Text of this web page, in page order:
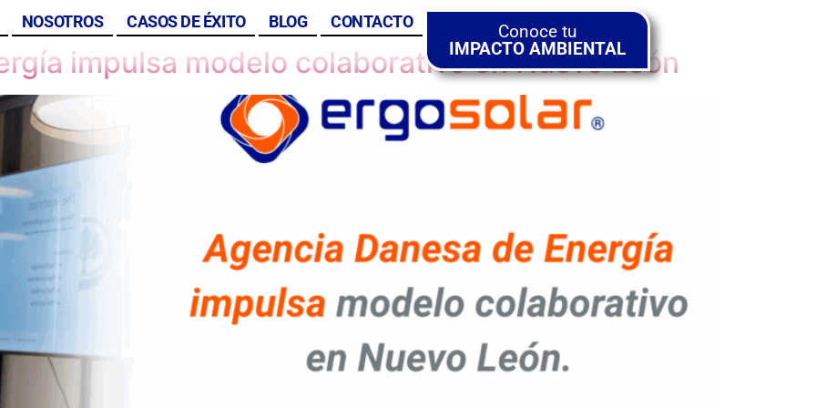
NOSOTROS CASOS DE ÉXITO BLOG CONTACTO
Conoce tu
IMPACTO AMBIENTAL
impulsa modelo colaborativo en Nuevo León